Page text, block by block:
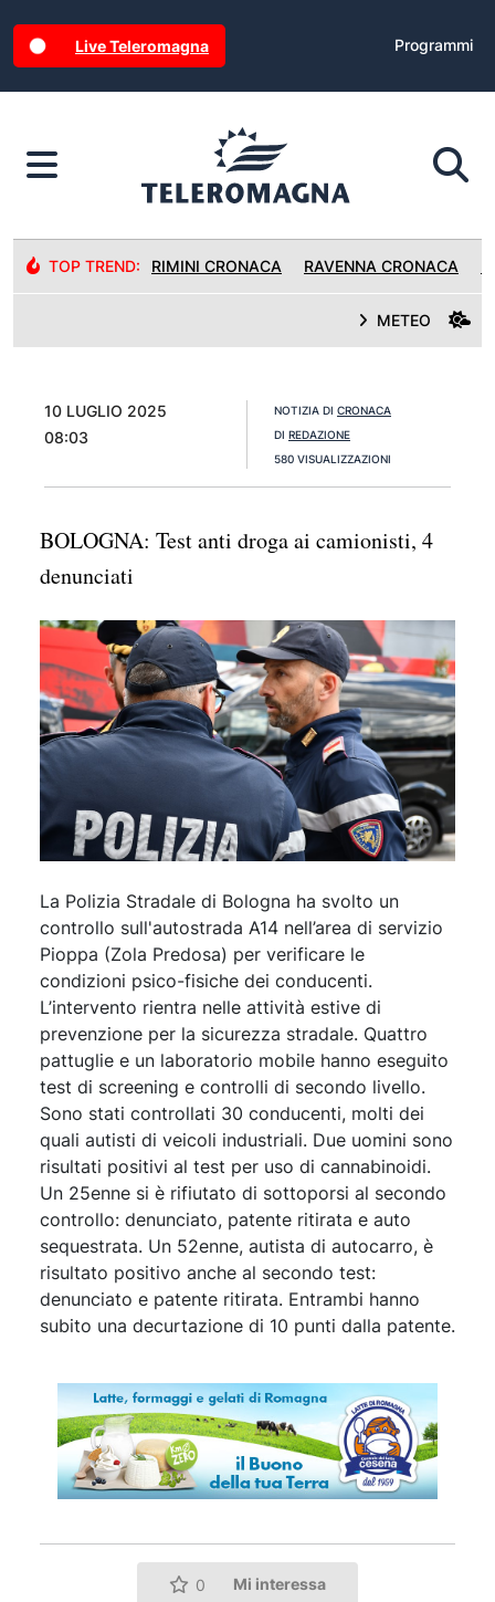
Live Teleromagna Programmi
TOP TREND: RIMINI CRONACA RAVENNA CRONACA
METEO
10 LUGLIO 2025
08:03
NOTIZIA DI CRONACA
DI REDAZIONE
580 VISUALIZZAZIONI
BOLOGNA: Test anti droga ai camionisti, 4
denunciati
La Polizia Stradale di Bologna ha svolto un
controllo sull'autostrada A14 nell’area di servizio
Pioppa (Zola Predosa) per verificare le
condizioni psico-fisiche dei conducenti.
L’intervento rientra nelle attività estive di
prevenzione per la sicurezza stradale. Quattro
pattuglie e un laboratorio mobile hanno eseguito
test di screening e controlli di secondo livello.
Sono stati controllati 30 conducenti, molti dei
quali autisti di veicoli industriali. Due uomini sono
risultati positivi al test per uso di cannabinoidi.
Un 25enne si è rifiutato di sottoporsi al secondo
controllo: denunciato, patente ritirata e auto
sequestrata. Un 52enne, autista di autocarro, è
risultato positivo anche al secondo test:
denunciato e patente ritirata. Entrambi hanno
subito una decurtazione di 10 punti dalla patente.
0 Mi interessa